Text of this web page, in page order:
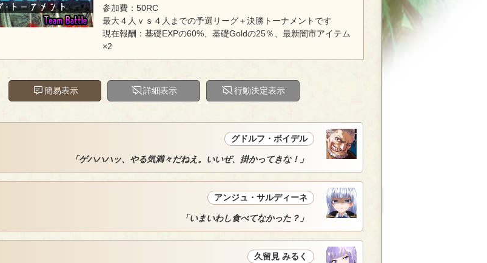
参加費：50RC
最大４人ｖｓ４人までの予選リーグ＋決勝トーナメントです
現在報酬：基礎EXPの60%、基礎Goldの25％、最新闇市アイテム
×2
簡易表示 詳細表示 行動決定表示
グドルフ・ボイデル
「ゲハハハッ、やる気満々だねえ。いいぜ、掛かってきな！」
アンジュ・サルディーネ
「いまいわし食べてなかった？」
久留見 みるく